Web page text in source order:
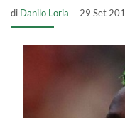
di Danilo Loria 29 Set